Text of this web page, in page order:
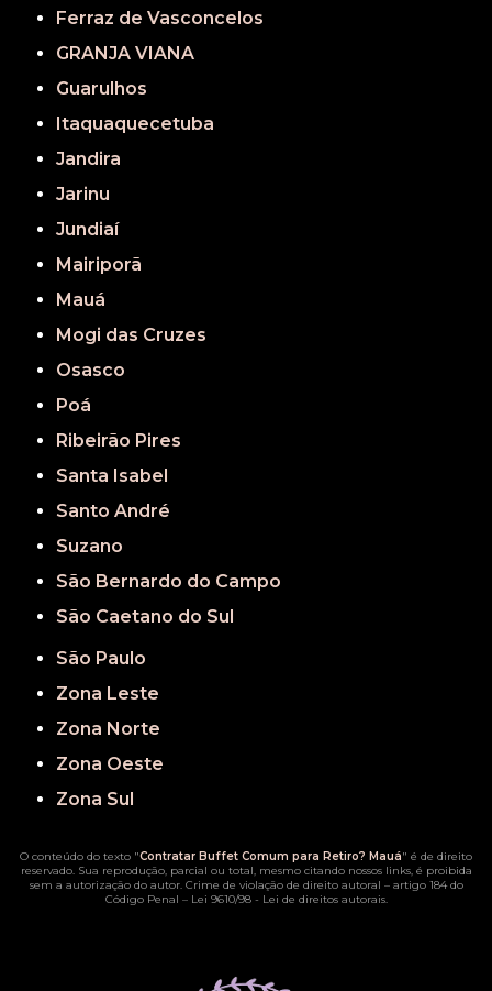
Ferraz de Vasconcelos
GRANJA VIANA
Guarulhos
Itaquaquecetuba
Jandira
Jarinu
Jundiaí
Mairiporã
Mauá
Mogi das Cruzes
Osasco
Poá
Ribeirão Pires
Santa Isabel
Santo André
Suzano
São Bernardo do Campo
São Caetano do Sul
São Paulo
Zona Leste
Zona Norte
Zona Oeste
Zona Sul
O conteúdo do texto "Contratar Buffet Comum para Retiro? Mauá" é de direito
reservado. Sua reprodução, parcial ou total, mesmo citando nossos links, é proibida
sem a autorização do autor. Crime de violação de direito autoral – artigo 184 do
Código Penal – Lei 9610/98 - Lei de direitos autorais.